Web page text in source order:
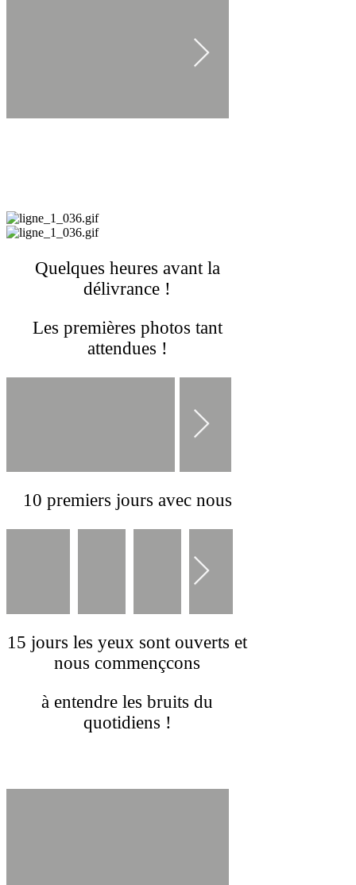
Quelques heures avant la
délivrance !
Les premières photos tant
attendues !
10 premiers jours avec nous
15 jours les yeux sont ouverts et
nous commençcons
à entendre les bruits du
quotidiens !